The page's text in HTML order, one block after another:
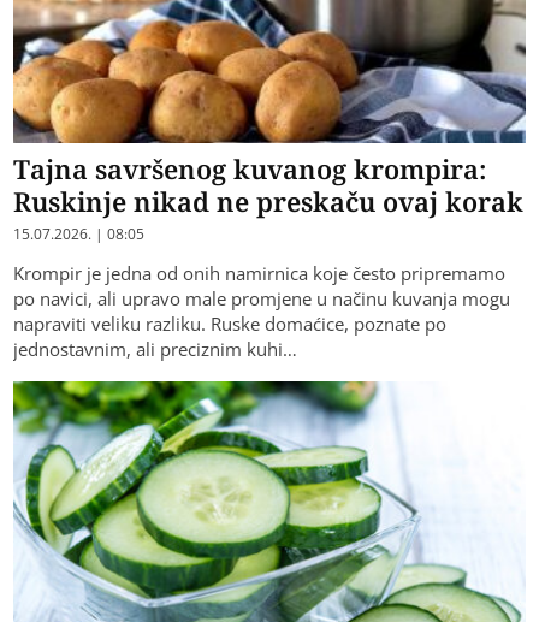
Tajna savršenog kuvanog krompira:
Ruskinje nikad ne preskaču ovaj korak
15.07.2026. | 08:05
Krompir je jedna od onih namirnica koje često pripremamo
po navici, ali upravo male promjene u načinu kuvanja mogu
napraviti veliku razliku. Ruske domaćice, poznate po
jednostavnim, ali preciznim kuhi…